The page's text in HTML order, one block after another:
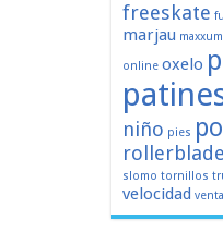
freeskate
marjau maxxum
online oxelo
niño pies
rollerblade
slomo tornillos
velocidad venta